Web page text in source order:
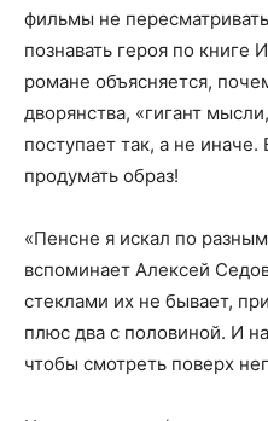
фильмы не
познавать героя по книге
романе объясняется,
дворянства, «гигант
поступает так, а не
продумать образ!
«Пенсне я искал по
вспоминает Алексей
стеклами их не бывает,
плюс два с половиной. И
чтобы смотреть поверх